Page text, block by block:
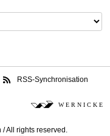
RSS-Synchronisation
W E R N I C K E
/All rights reserved.